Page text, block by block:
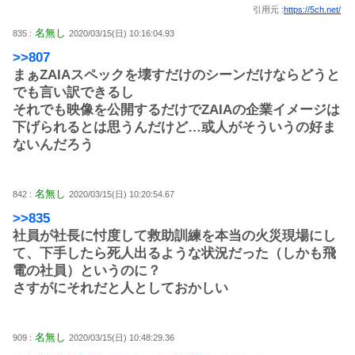
引用元 :https://5ch.net/
835 : 名無し 2020/03/15(日) 10:16:04.93
>>807
まぁZAIAスペックを壊すだけのシーンだけならどうと
でも言い訳できるし
それでも映像を公開するだけでZAIAの企業イメージは
下げられるとは思うんだけど…或人がそういうの好ま
ないんだろう
842 : 名無し 2020/03/15(日) 10:20:54.67
>>835
社員が社長に忖度して救助訓練を本当の火災現場にし
て、下手したら死人出るような状況だった（しかも飛
電の社員）というのに？
さすがにそれだと人としておかしい
909 : 名無し 2020/03/15(日) 10:48:29.36